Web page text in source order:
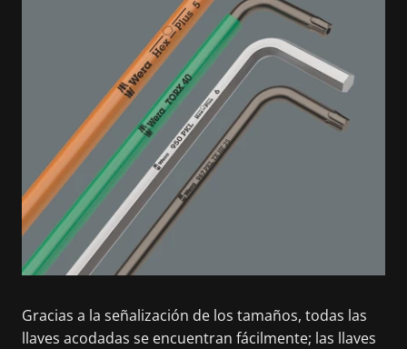
Gracias a la señalización de los tamaños, todas las
llaves acodadas se encuentran fácilmente; las llaves